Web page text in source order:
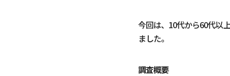
今回は、10代から60代以
ました。
調査概要